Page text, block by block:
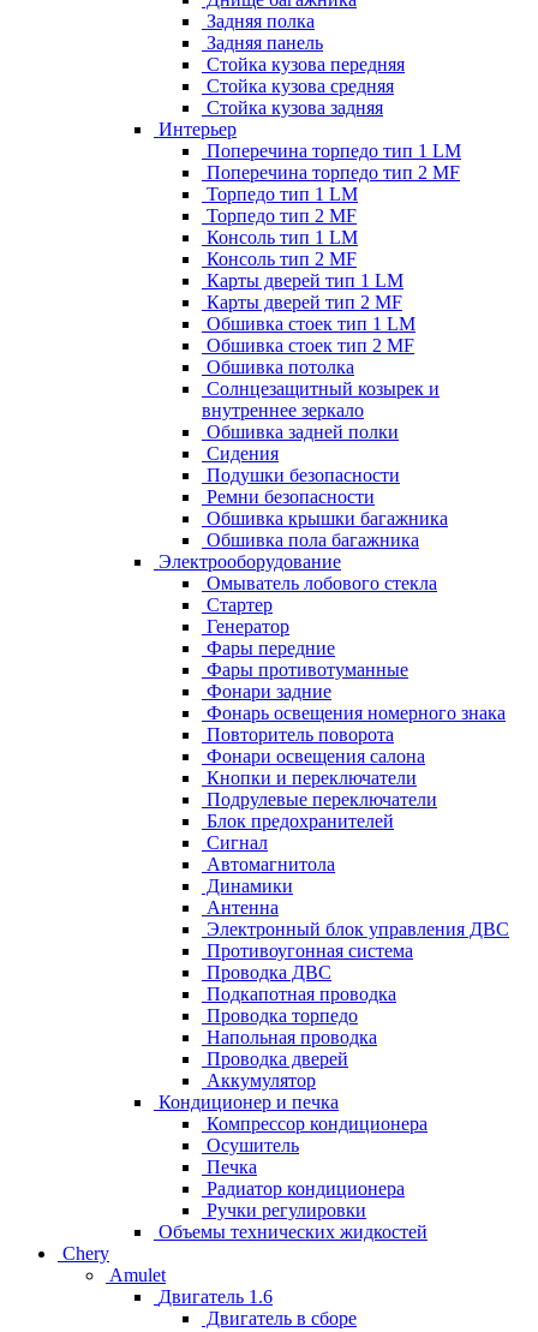
Задняя полка
Задняя панель
Стойка кузова передняя
Стойка кузова средняя
Стойка кузова задняя
Интерьер
Поперечина торпедо тип 1 LM
Поперечина торпедо тип 2 MF
Торпедо тип 1 LM
Торпедо тип 2 MF
Консоль тип 1 LM
Консоль тип 2 MF
Карты дверей тип 1 LM
Карты дверей тип 2 MF
Обшивка стоек тип 1 LM
Обшивка стоек тип 2 MF
Обшивка потолка
Солнцезащитный козырек и
внутреннее зеркало
Обшивка задней полки
Сидения
Подушки безопасности
Ремни безопасности
Обшивка крышки багажника
Обшивка пола багажника
Электрооборудование
Омыватель лобового стекла
Стартер
Генератор
Фары передние
Фары противотуманные
Фонари задние
Фонарь освещения номерного знака
Повторитель поворота
Фонари освещения салона
Кнопки и переключатели
Подрулевые переключатели
Блок предохранителей
Сигнал
Автомагнитола
Динамики
Антенна
Электронный блок управления ДВС
Противоугонная система
Проводка ДВС
Подкапотная проводка
Проводка торпедо
Напольная проводка
Проводка дверей
Аккумулятор
Кондиционер и печка
Компрессор кондиционера
Осушитель
Печка
Радиатор кондиционера
Ручки регулировки
Объемы технических жидкостей
Chery
Amulet
Двигатель 1.6
Двигатель в сборе